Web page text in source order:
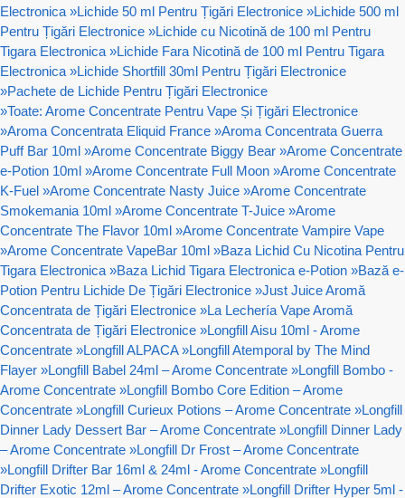
Electronica »Lichide 50 ml Pentru Țigări Electronice »Lichide 500 ml
Pentru Țigări Electronice »Lichide cu Nicotină de 100 ml Pentru
Tigara Electronica »Lichide Fara Nicotină de 100 ml Pentru Tigara
Electronica »Lichide Shortfill 30ml Pentru Țigări Electronice
»Pachete de Lichide Pentru Țigări Electronice
»Toate: Arome Concentrate Pentru Vape Și Țigări Electronice
»Aroma Concentrata Eliquid France »Aroma Concentrata Guerra
Puff Bar 10ml »Arome Concentrate Biggy Bear »Arome Concentrate
e-Potion 10ml »Arome Concentrate Full Moon »Arome Concentrate
K-Fuel »Arome Concentrate Nasty Juice »Arome Concentrate
Smokemania 10ml »Arome Concentrate T-Juice »Arome
Concentrate The Flavor 10ml »Arome Concentrate Vampire Vape
»Arome Concentrate VapeBar 10ml »Baza Lichid Cu Nicotina Pentru
Tigara Electronica »Baza Lichid Tigara Electronica e-Potion »Bază e-
Potion Pentru Lichide De Țigări Electronice »Just Juice Aromă
Concentrata de Țigări Electronice »La Lechería Vape Aromă
Concentrata de Țigări Electronice »Longfill Aisu 10ml - Arome
Concentrate »Longfill ALPACA »Longfill Atemporal by The Mind
Flayer »Longfill Babel 24ml – Arome Concentrate »Longfill Bombo -
Arome Concentrate »Longfill Bombo Core Edition – Arome
Concentrate »Longfill Curieux Potions – Arome Concentrate »Longfill
Dinner Lady Dessert Bar – Arome Concentrate »Longfill Dinner Lady
– Arome Concentrate »Longfill Dr Frost – Arome Concentrate
»Longfill Drifter Bar 16ml & 24ml - Arome Concentrate »Longfill
Drifter Exotic 12ml – Arome Concentrate »Longfill Drifter Hyper 5ml -